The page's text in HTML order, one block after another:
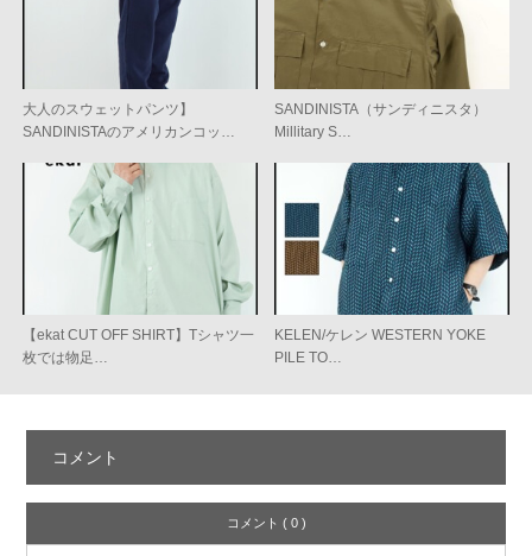
大人のスウェットパンツ】
SANDINISTAのアメリカンコッ…
SANDINISTA（サンディニスタ）
Millitary S…
【ekat CUT OFF SHIRT】Tシャツ一
枚では物足…
KELEN/ケレン WESTERN YOKE
PILE TO…
コメント
コメント ( 0 )